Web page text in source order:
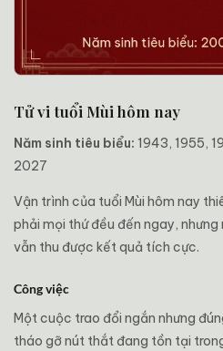
Tử vi tuổi Mùi hôm nay
Năm sinh tiêu biểu: 1943, 1955,
2027
Vận trình của tuổi Mùi hôm nay
phải mọi thứ đều đến ngay,
vẫn thu được kết quả tích cực.
Công việc
Một cuộc trao đổi ngắn nhưng
tháo gỡ nút thắt đang tồn tại